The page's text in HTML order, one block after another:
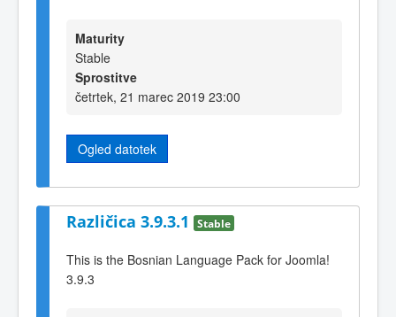
Maturity
Stable
Sprostitve
četrtek, 21 marec 2019 23:00
Ogled datotek
Različica 3.9.3.1 Stable
This is the Bosnian Language Pack for Joomla!
3.9.3